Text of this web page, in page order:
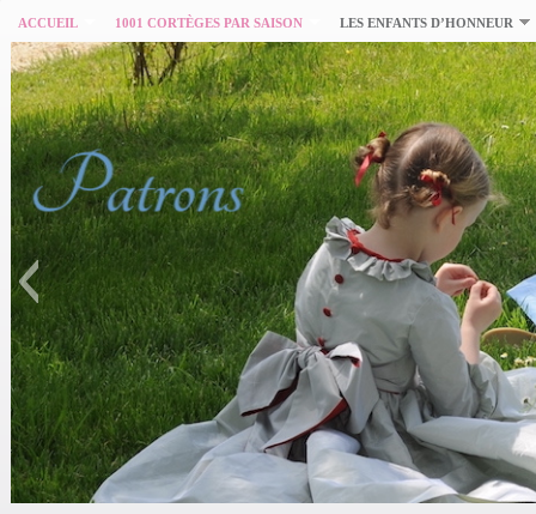
ACCUEIL 1001 CORTÈGES PAR SAISON LES ENFANTS D’HONNEUR